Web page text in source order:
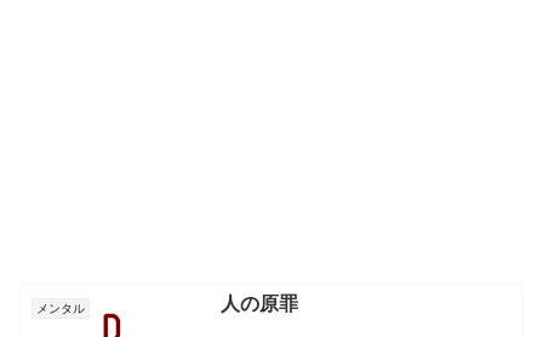
メンタル 人の原罪